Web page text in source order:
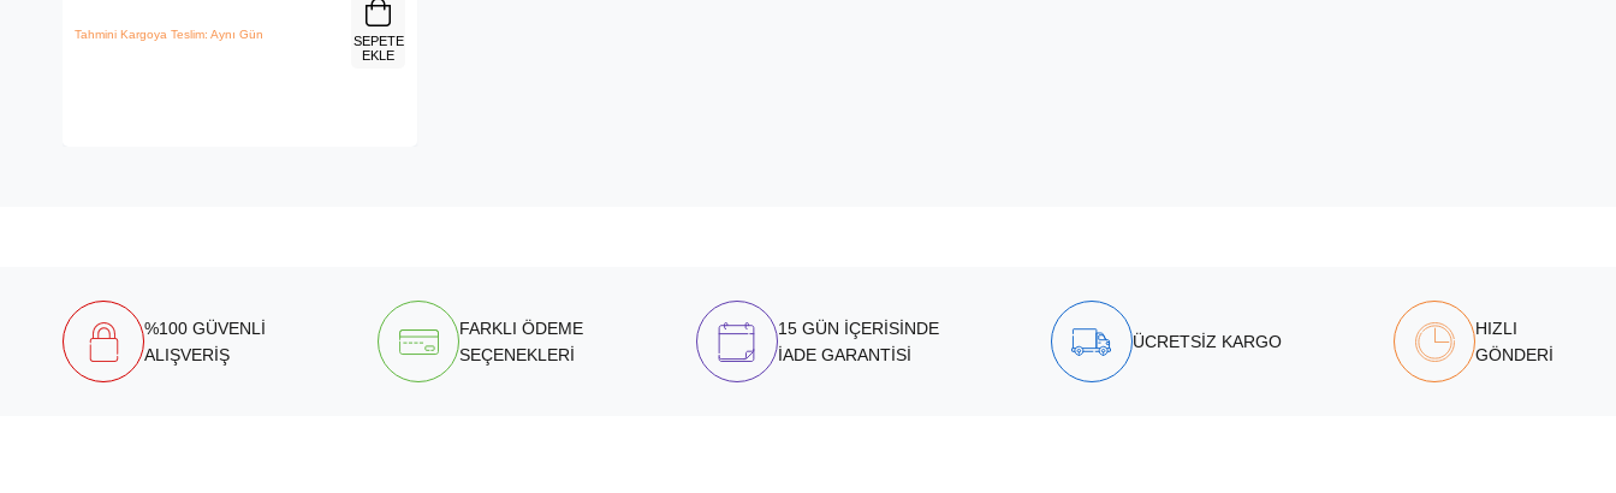
Tahmini Kargoya Teslim: Aynı Gün
SEPETE
EKLE
%100 GÜVENLİ
ALIŞVERİŞ
FARKLI ÖDEME
SEÇENEKLERİ
15 GÜN İÇERİSİNDE
İADE GARANTİSİ
ÜCRETSİZ KARGO
HIZLI
GÖNDERİ